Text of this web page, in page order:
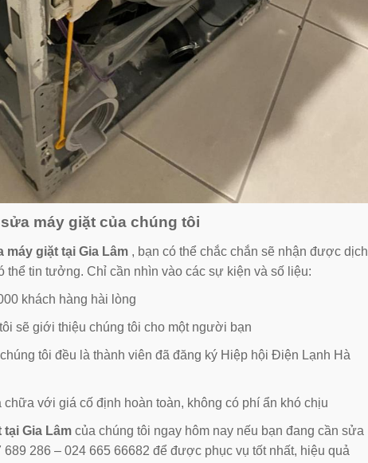
máy giặt của chúng tôi
máy giặt tại Gia Lâm , bạn có thể chắc chắn sẽ nhận được dịch
thể tin tưởng. Chỉ cần nhìn vào các sự kiện và số liệu:
khách hàng hài lòng
sẽ giới thiệu chúng tôi cho một người bạn
tôi đều là thành viên đã đăng ký Hiệp hội Điện Lạnh Hà
với giá cố định hoàn toàn, không có phí ẩn khó chịu
Gia Lâm của chúng tôi ngay hôm nay nếu bạn đang cần sửa
286 – 024 665 66682 để được phục vụ tốt nhất, hiệu quả